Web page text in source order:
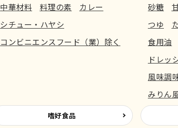
中華材料 料理の素
カレー
シチュー・ハヤシ
コンビニエンスフード（業）除く
砂糖
つゆ
食用油
ドレッ
風味調
みりん
嗜好食品